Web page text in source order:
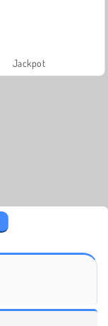
Jackpot